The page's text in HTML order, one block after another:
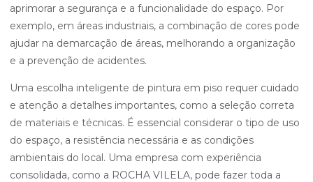
aprimorar a segurança e a funcionalidade do espaço. Por
exemplo, em áreas industriais, a combinação de cores pode
ajudar na demarcação de áreas, melhorando a organização
e a prevenção de acidentes.
Uma escolha inteligente de pintura em piso requer cuidado
e atenção a detalhes importantes, como a seleção correta
de materiais e técnicas. É essencial considerar o tipo de uso
do espaço, a resistência necessária e as condições
ambientais do local. Uma empresa com experiência
consolidada, como a ROCHA VILELA, pode fazer toda a